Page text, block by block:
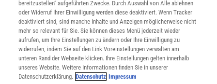
Virus und nehmen ihm so die Fähigkeit, in Zellen einzudringen und
sich zu vermehren.
Tatsächlich sind D614G-Viren in mehreren Teilen der Welt auf dem
Vormarsch. Forscher entdeckten die Mutation erstmals Ende
Januar 2020 in China und Deutschland. Die meisten
Wissenschaftler vermuten, dass sie in China entstanden ist.
Datenschutz
Nutzungsbedingungen
Cookie-Einstellungen
Utiq verwalten
Nutzungsbasierte Onlinewerbung
Alle Artikel
Impressum
bereitzustellen“ aufgeführten Zwecke. Durch Auswahl von Alle ablehnen
oder Widerruf Ihrer Einwilligung werden diese deaktiviert. Wenn Tracker
deaktiviert sind, sind manche Inhalte und Anzeigen möglicherweise nicht
mehr so relevant für Sie. Sie können dieses Menü jederzeit wieder
aufrufen, um Ihre Einstellungen zu ändern oder Ihre Einwilligung zu
widerrufen, indem Sie auf den Link Voreinstellungen verwalten am
unteren Rand der Webseite klicken. Ihre Einstellungen gelten innerhalb
unseres Website. Weitere Informationen finden Sie in unserer
Datenschutzerklärung. Datenschutz Impressum